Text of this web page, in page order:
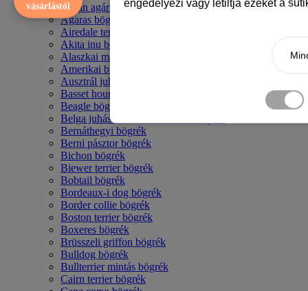
Afgán agár bögrék
Agaras bögrék
Airedale terrier mintás bögre
Akita inu bögrék
Alaszkai malamut bögrék
Amerikai bulldog mintás bögrék
Ausztrál juhászkutya bögrék
Basset hound mintás bögrék
Beagle bögrék
Belga juhász - malinois mintás bögrék
Bernáthegyi bögrék
Berni pásztor bögrék
Bichon bögrék
Biewer terrier bögrék
Bobtail bögrék
Bordeaux-i dog bögrék
Border collie bögrék
Boston terrier bögrék
Boxeres bögrék
Brüsszeli griffon bögrék
Bulldog bögrék
Bullterrier mintás bögrék
Cairn terrier bögrék
vásárlástól
engedélyezi vagy letiltja ezeket a